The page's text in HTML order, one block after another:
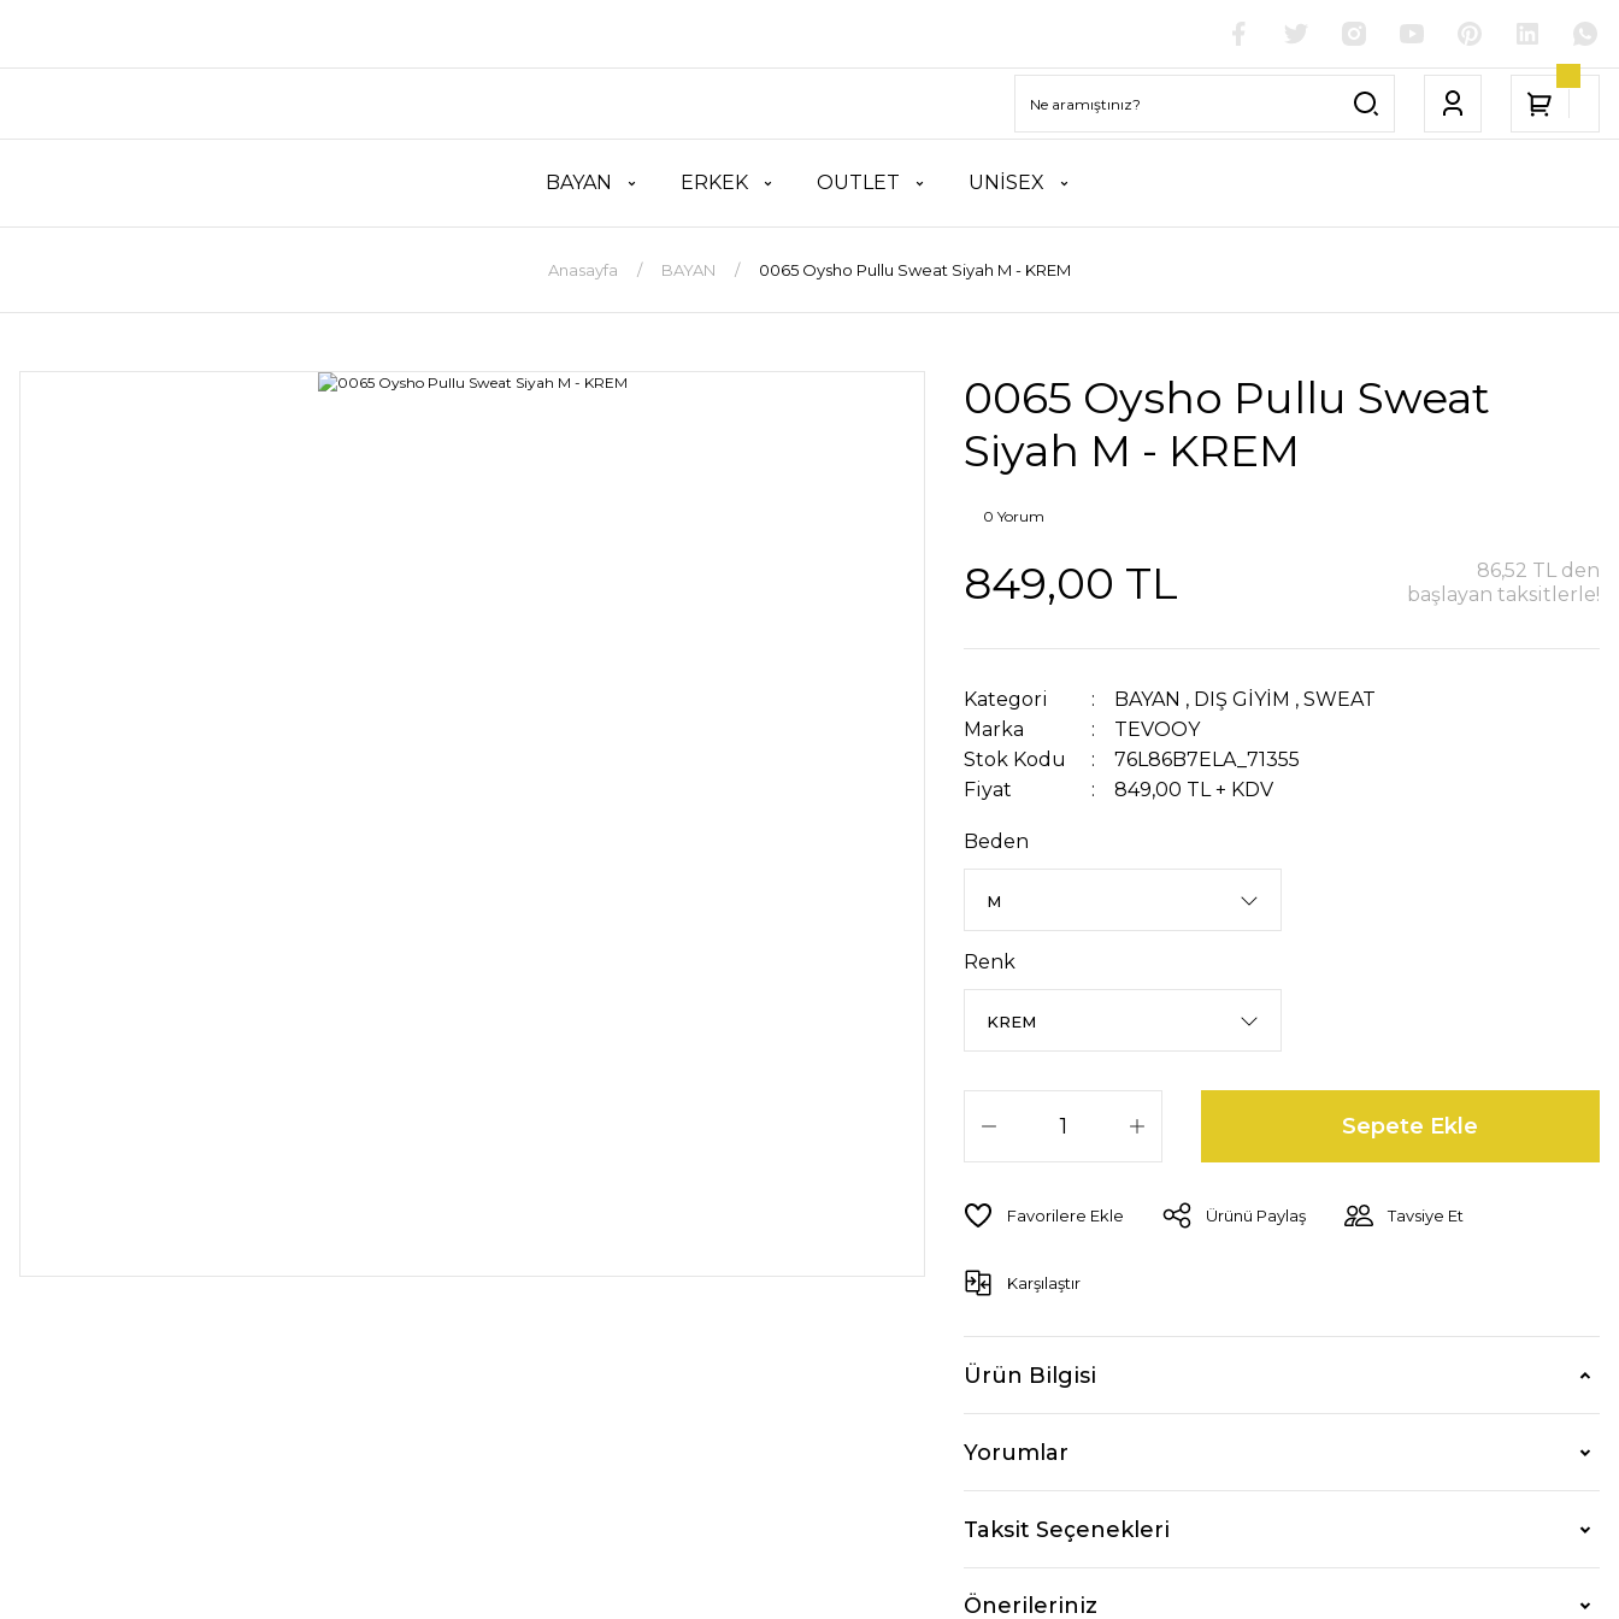
BAYAN ERKEK OUTLET UNİSEX
Anasayfa BAYAN 0065 Oysho Pullu Sweat Siyah M - KREM
0065 Oysho Pullu Sweat
Siyah M - KREM
0 Yorum
849,00 TL
86,52 TL den
başlayan taksitlerle!
Kategori BAYAN , DIŞ GİYİM , SWEAT
Marka
TEVOOY
Stok Kodu
76L86B7ELA_71355
Fiyat
849,00 TL + KDV
Beden
Renk
Sepete Ekle
Ürünü Paylaş Tavsiye Et
Karşılaştır
Ürün Bilgisi
Yorumlar
Taksit Seçenekleri
Önerileriniz